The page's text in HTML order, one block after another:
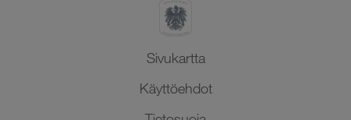
Sivukartta
Käyttöehdot